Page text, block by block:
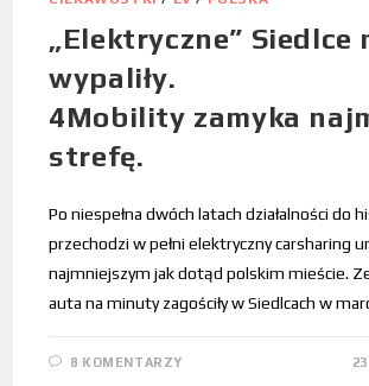
„Elektryczne” Siedlce
wypaliły.
4Mobility zamyka
strefę.
Po niespełna dwóch latach działalności do
przechodzi w pełni elektryczny carsharing
najmniejszym jak dotąd polskim mieście.
auta na minuty zagościły w Siedlcach w
8 KOMENTARZY